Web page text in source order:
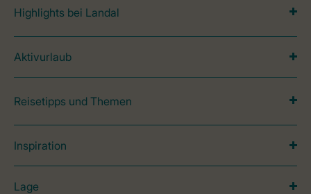
Highlights bei Landal
Aktivurlaub
Reisetipps und Themen
Inspiration
Lage